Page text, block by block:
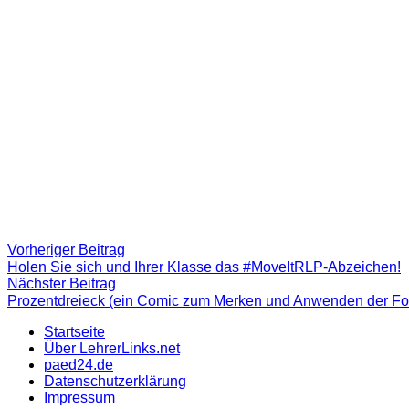
Beitragsnavigation
Vorheriger Beitrag
Beitrag:
Holen Sie sich und Ihrer Klasse das #MoveItRLP-Abzeichen!
Nächster Beitrag
Beitrag
Prozentdreieck (ein Comic zum Merken und Anwenden der
Startseite
Über LehrerLinks.net
paed24.de
Datenschutzerklärung
Impressum